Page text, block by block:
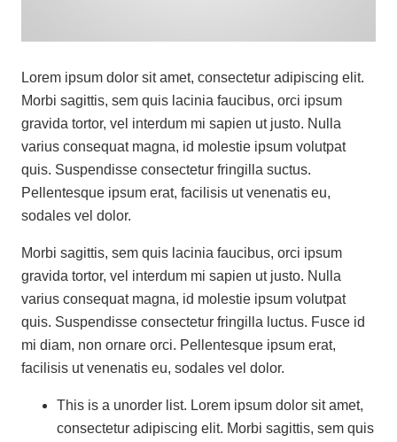
Lorem ipsum dolor sit amet, consectetur adipiscing elit.
Morbi sagittis, sem quis lacinia faucibus, orci ipsum
gravida tortor, vel interdum mi sapien ut justo. Nulla
varius consequat magna, id molestie ipsum volutpat
quis. Suspendisse consectetur fringilla suctus.
Pellentesque ipsum erat, facilisis ut venenatis eu,
sodales vel dolor.
Morbi sagittis, sem quis lacinia faucibus, orci ipsum
gravida tortor, vel interdum mi sapien ut justo. Nulla
varius consequat magna, id molestie ipsum volutpat
quis. Suspendisse consectetur fringilla luctus. Fusce id
mi diam, non ornare orci. Pellentesque ipsum erat,
facilisis ut venenatis eu, sodales vel dolor.
This is a unorder list. Lorem ipsum dolor sit amet,
consectetur adipiscing elit. Morbi sagittis, sem quis